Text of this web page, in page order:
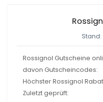
Stand:
Rossignol Gutscheine
davon Gutscheincodes:
Höchster Rossignol
Zuletzt geprüft: